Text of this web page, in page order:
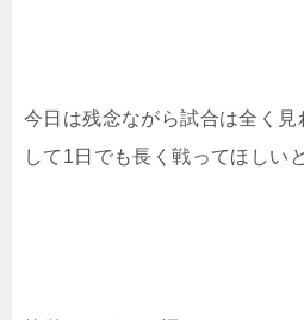
今日は残念ながら試合は全く
して1日でも長く戦ってほしい